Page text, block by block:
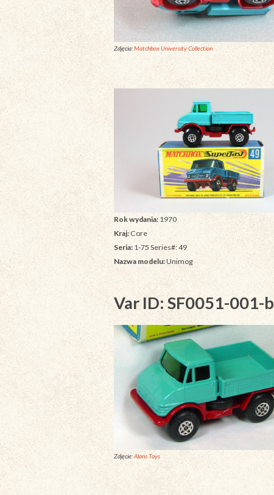
Zdjęcia:Matchbox University Collection
Rok wydania: 1970
Kraj:Core
Seria: 1-75 Series#: 49
Nazwa modelu:Unimog
Var ID: SF0051-001-b
Zdjęcie:Alans Toys